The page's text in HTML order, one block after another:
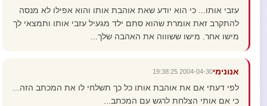
עזבי אותו... כי הוא יודע שאת אוהבת אותו והוא אפילו לא מנסה
להתקרב זאת אומרת שהוא סתם ילד מגעיל עזבי אותו ותמצאי לך
מישו אחר. מישו ששוווה את האהבה שלך...
אנונימי2004-04-30 19:38:25
לפי דעתי אם את אוהבת אותו כל כך תשלחי לו את המכתב הזה...
כי אם אותי הצלחת לרגש עם המכתב...